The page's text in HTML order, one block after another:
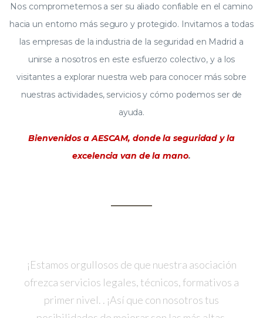
Nos comprometemos a ser su aliado confiable en el camino
hacia un entorno más seguro y protegido. Invitamos a todas
las empresas de la industria de la seguridad en Madrid a
unirse a nosotros en este esfuerzo colectivo, y a los
visitantes a explorar nuestra web para conocer más sobre
nuestras actividades, servicios y cómo podemos ser de
ayuda.
Bienvenidos a AESCAM, donde la seguridad y la
excelencia van de la mano.
¡Estamos orgullosos de que nuestra asociación
ofrezca servicios legales, técnicos, formativos a
primer nivel. . ¡Así que con nosotros tus